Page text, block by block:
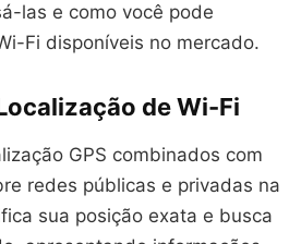
las e como você pode
Fi disponíveis no mercado.
de Wi-Fi
GPS combinados com
redes públicas e privadas na
sua posição exata e busca